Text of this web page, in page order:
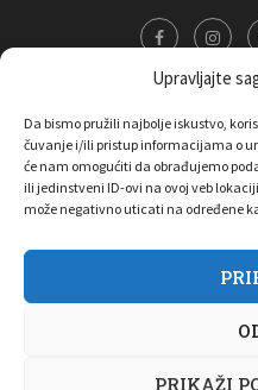
Upravljajte
Da bismo pružili najbolje iskustvo,
čuvanje i/ili pristup informacijama o
će nam omogućiti da obrađujemo
ili jedinstveni ID-ovi na ovoj veb
može negativno uticati na određene
PRIKAŽI
O nama Marketing
Pravila